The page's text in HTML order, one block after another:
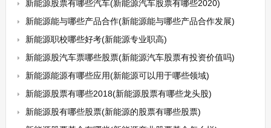
新能源股票有哪些汽车(新能源汽车股票有哪些2020)
新能源能与哪些产品合作(新能源能与哪些产品合作发展)
新能源职校哪些好考(新能源专业职高)
新能源股汽车票哪些股票(新能源汽车股票有投资价值吗)
新能源能源有哪些应用(新能源可以用于哪些领域)
新能源股票有哪些2018(新能源股票有哪些龙头股)
新能源股有哪些股票(新能源的股票有哪些股票)